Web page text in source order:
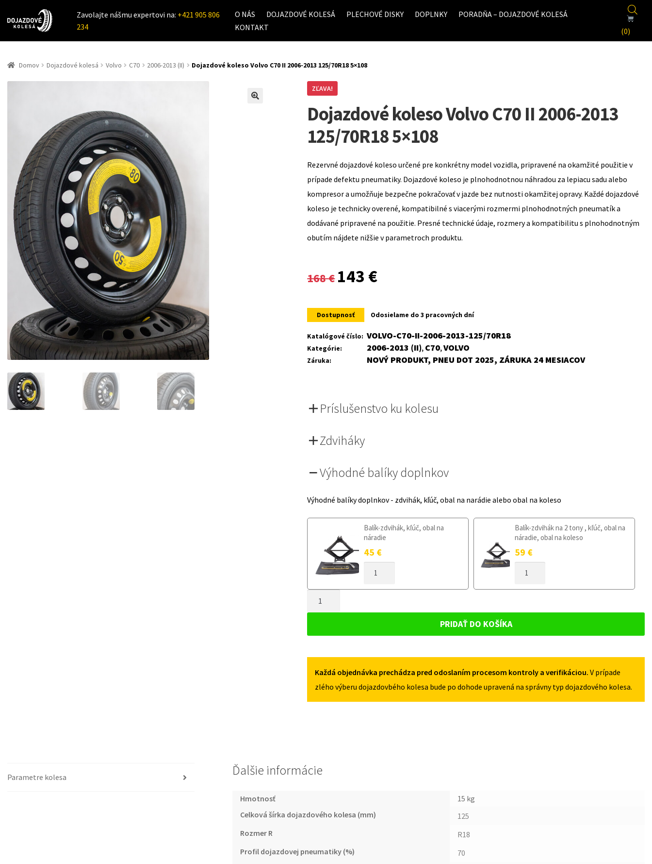
Zavolajte nášmu expertovi na: +421 905 806
234
O NÁS DOJAZDOVÉ KOLESÁ PLECHOVÉ DISKY DOPLNKY
PORADŇA – DOJAZDOVÉ KOLESÁ
KONTAKT
(0)
Domov Dojazdové kolesá Volvo C70 2006-2013 (II) Dojazdové koleso Volvo C70 II 2006-2013 125/70R18 5×108
ZĽAVA!
Dojazdové koleso Volvo C70 II 2006-2013
125/70R18 5×108
Rezervné dojazdové koleso určené pre konkrétny model vozidla, pripravené na okamžité použitie v
prípade defektu pneumatiky. Dojazdové koleso je plnohodnotnou náhradou za lepiacu sadu alebo
kompresor a umožňuje bezpečne pokračovať v jazde bez nutnosti okamžitej opravy. Každé dojazdové
koleso je technicky overené, kompatibilné s viacerými rozmermi plnohodnotných pneumatík a
dodávané pripravené na použitie. Presné technické údaje, rozmery a kompatibilitu s plnohodnotným
obutím nájdete nižšie v parametroch produktu.
168€
Original
was:
168 €.
143 €
is:
143 €.
Dostupnosť Odosielame do 3 pracovných dní
Katalógové číslo: VOLVO-C70-II-2006-2013-125/70R18
Kategórie: 2006-2013 (II), C70,VOLVO
Záruka: NOVÝ PRODUKT, PNEU DOT 2025, ZÁRUKA 24 MESIACOV
Príslušenstvo ku kolesu
Zdviháky
Výhodné balíky doplnkov
Výhodné balíky doplnkov - zdvihák, kľúč, obal na narádie alebo obal na koleso
Balík-zdvihák, kľúč, obal na
náradie
45 €
DOJAZDOVÉ
II
2013
Balík-zdvihák na 2 tony , kľúč, obal na
náradie, obal na koleso
59 €
DOJAZDOVÉ
II
2013
II
2006-
125/70R18
5X108
PRIDAŤ DO KOŠÍKA
Každá objednávka prechádza pred odoslaním procesom kontroly a verifikáciou. V prípade
zlého výberu dojazdovbého kolesa bude po dohode upravená na správny typ dojazdového kolesa.
Parametre kolesa Ďalšie informácie
Hmotnosť
15 kg
Celková šírka dojazdového kolesa (mm)
125
Rozmer R
R18
Profil dojazdovej pneumatiky (%)
70